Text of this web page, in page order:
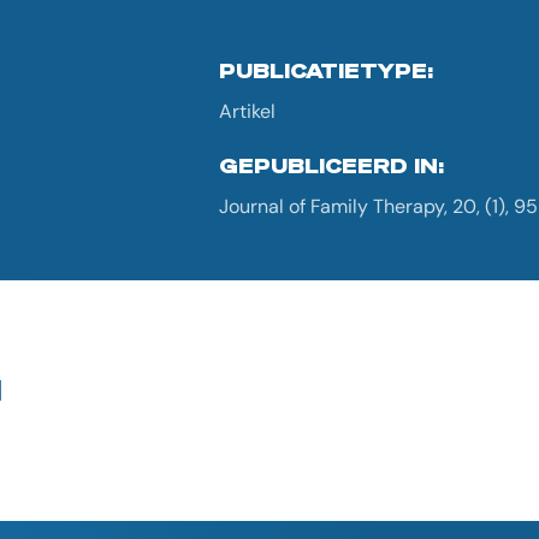
PUBLICATIETYPE:
Artikel
GEPUBLICEERD IN:
Journal of Family Therapy, 20, (1),